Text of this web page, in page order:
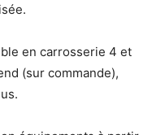
en carrosserie 4 et
(sur commande),